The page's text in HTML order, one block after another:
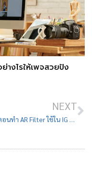
างไรให้เพจสวยปัง
NEXT
8 ขั้นตอนทำ AR Filter ใช้ใน IG Story ด้วยตัวเอง